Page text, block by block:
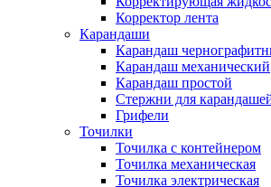
Корректор лента
Карандаши
Карандаш
Карандаш механический
Карандаш простой
Стержни для
Грифели
Точилки
Точилка с контейнером
Точилка механическая
Точилка электрическая